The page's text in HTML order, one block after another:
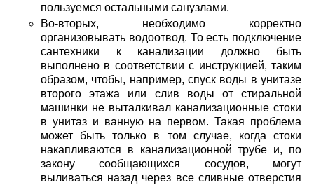
пользуемся остальными санузлами.
Во-вторых, необходимо корректно
организовывать водоотвод. То есть подключение
сантехники к канализации должно быть
выполнено в соответствии с инструкцией, таким
образом, чтобы, например, спуск воды в унитазе
второго этажа или слив воды от стиральной
машинки не выталкивал канализационные стоки
в унитаз и ванную на первом. Такая проблема
может быть только в том случае, когда стоки
накапливаются в канализационной трубе и, по
закону сообщающихся сосудов, могут
выливаться назад через все сливные отверстия